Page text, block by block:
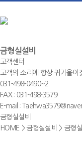
금형실설비
고객센터
고객의 소리에 항상 귀기울이
031-498-0490~2
FAX : 031-498-3579
E-mail :
금형실설비
HOME > 금형실설비 > 금형